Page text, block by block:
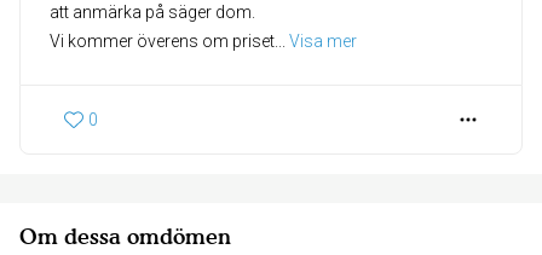
Om dessa omdömen
att anmärka på säger dom.
Vi kommer överens om priset
Visa mer
0